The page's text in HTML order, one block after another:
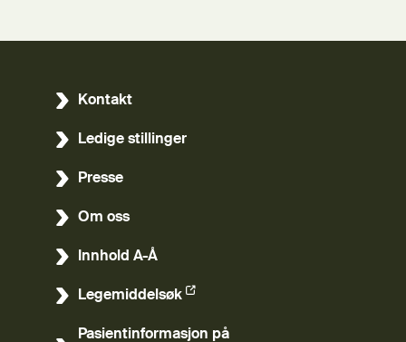
Kontakt
Ledige stillinger
Presse
Om oss
Innhold A-Å
Legemiddelsøk
(Ekstern lenke)
Pasientinformasjon på